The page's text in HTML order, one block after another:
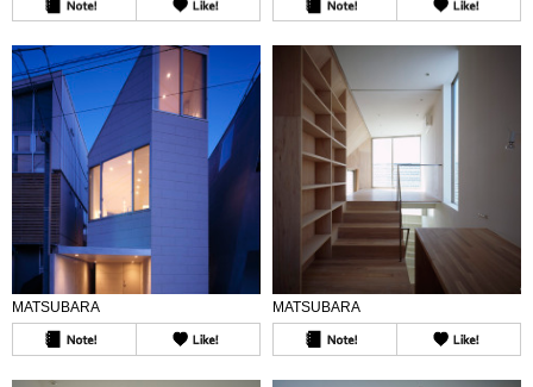
MATSUBARA MATSUBARA